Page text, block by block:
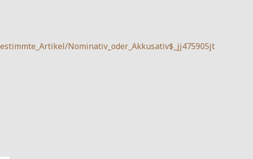
Nominativ_oder_Akkusativ$_jj475905jt